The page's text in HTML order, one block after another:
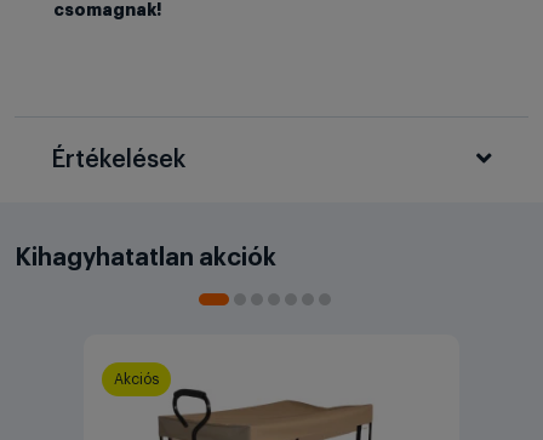
csomagnak!
Értékelések
Kihagyhatatlan akciók
Akciós